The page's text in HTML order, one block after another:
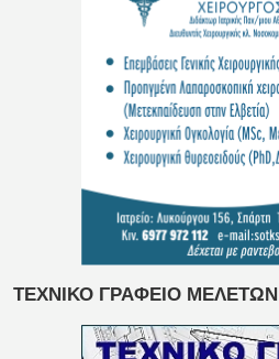
ΤΕΧΝΙΚΟ ΓΡΑΦΕΙΟ ΜΕΛΕΤΩΝ